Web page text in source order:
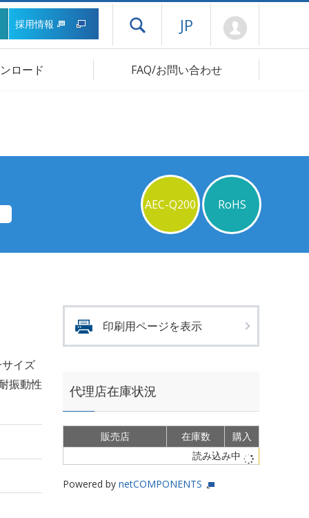
採用情報 ドロワーメニューを開く
JP
ロード FAQ/お問い合わせ
AEC-Q200 RoHS
イズ
振動性
印刷用ページを表示
代理店在庫状況
販売店 在庫数
購入
読み込み中
Powered by netCOMPONENTS